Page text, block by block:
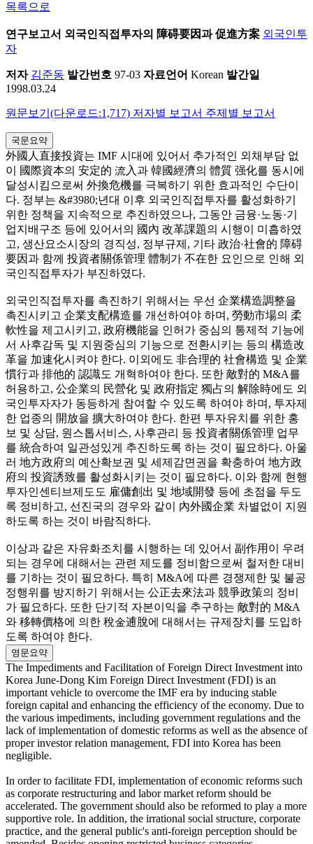
목록으로
연구보고서 외국인직접투자의 障碍要因과 促進方案 외국인투
자
저자 김준동 발간번호 97-03 자료언어 Korean 발간일
1998.03.24
원문보기(다운로드:1,717) 저자별 보고서 주제별 보고서
국문요약
外國人直接投資는 IMF 시대에 있어서 추가적인 외채부담 없
이 國際資本의 安定的 流入과 韓國經濟의 體質 强化를 동시에
달성시킴으로써 外換危機를 극복하기 위한 효과적인 수단이
다. 정부는 &#3980;년대 이후 외국인직접투자를 활성화하기
위한 정책을 지속적으로 추진하였으나, 그동안 금융·노동·기
업지배구조 등에 있어서의 國內 改革課題의 시행이 미흡하였
고, 생산요소시장의 경직성, 정부규제, 기타 政治·社會的 障碍
要因과 함께 投資者關係管理 體制가 不在한 요인으로 인해 외
국인직접투자가 부진하였다.
외국인직접투자를 촉진하기 위해서는 우선 企業構造調整을
촉진시키고 企業支配構造를 개선하여야 하며, 勞動市場의 柔
軟性을 제고시키고, 政府機能을 인허가 중심의 통제적 기능에
서 사후감독 및 지원중심의 기능으로 전환시키는 등의 構造改
革을 加速化시켜야 한다. 이외에도 非合理的 社會構造 및 企業
慣行과 排他的 認識도 개혁하여야 한다. 또한 敵對的 M&A를
허용하고, 公企業의 民營化 및 政府指定 獨占의 解除時에도 외
국인투자자가 동등하게 참여할 수 있도록 하여야 하며, 투자제
한 업종의 開放을 擴大하여야 한다. 한편 투자유치를 위한 홍
보 및 상담, 원스톱서비스, 사후관리 등 投資者關係管理 업무
를 統合하여 일관성있게 추진하도록 하는 것이 필요하다. 아울
러 地方政府의 예산확보권 및 세제감면권을 확충하여 地方政
府의 投資誘致를 활성화시키는 것이 필요하다. 이와 함께 현행
투자인센티브제도도 雇傭創出 및 地域開發 등에 초점을 두도
록 정비하고, 선진국의 경우와 같이 內外國企業 차별없이 지원
하도록 하는 것이 바람직하다.
이상과 같은 자유화조치를 시행하는 데 있어서 副作用이 우려
되는 경우에 대해서는 관련 제도를 정비함으로써 철저한 대비
를 기하는 것이 필요하다. 특히 M&A에 따른 경쟁제한 및 불공
정행위를 방지하기 위해서는 公正去來法과 競爭政策의 정비
가 필요하다. 또한 단기적 자본이익을 추구하는 敵對的 M&A
와 移轉價格에 의한 稅金逋脫에 대해서는 규제장치를 도입하
도록 하여야 한다.
영문요약
The Impediments and Facilitation of Foreign Direct Investment into
Korea June-Dong Kim Foreign Direct Investment (FDI) is an
important vehicle to overcome the IMF era by inducing stable
foreign capital and enhancing the efficiency of the economy. Due to
the various impediments, including government regulations and the
lack of implementation of domestic reforms as well as the absence of
proper investor relation management, FDI into Korea has been
negligible.
In order to facilitate FDI, implementation of economic reforms such
as corporate restructuring and labor market reform should be
accelerated. The government should also be reformed to play a more
supportive role. In addition, the irrational social structure, corporate
practice, and the general public's anti-foreign perception should be